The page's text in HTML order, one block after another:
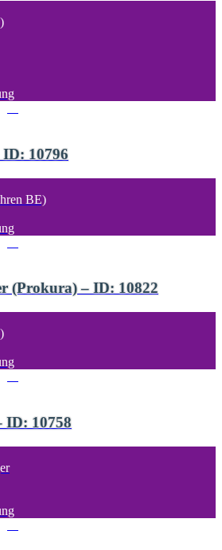
10796
BE)
(Prokura) – ID: 10822
ID: 10758